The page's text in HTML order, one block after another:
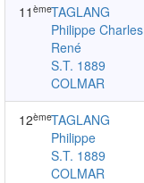
11 èmeTAGLANG
Philippe Charles
René
S.T. 1889
COLMAR
12èmeTAGLANG
Philippe
S.T. 1889
COLMAR